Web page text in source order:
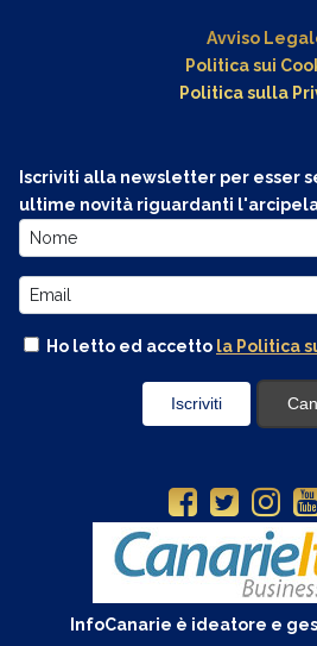
Avviso
Politica sui
Politica sulla
Iscriviti alla newsletter per esser
ultime novità riguardanti
Ho letto ed accetto la Politica
InfoCanarie è ideatore e